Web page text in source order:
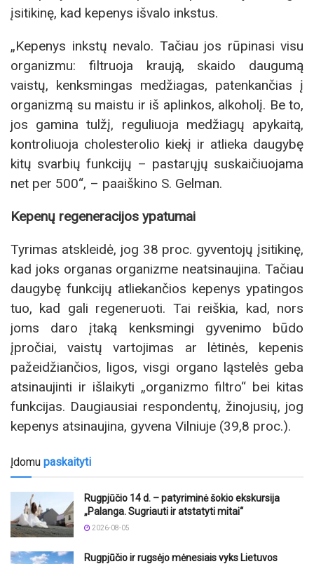
įsitikinę, kad kepenys išvalo inkstus.
„Kepenys inkstų nevalo. Tačiau jos rūpinasi visu
organizmu: filtruoja kraują, skaido daugumą
vaistų, kenksmingas medžiagas, patenkančias į
organizmą su maistu ir iš aplinkos, alkoholį. Be to,
jos gamina tulžį, reguliuoja medžiagų apykaitą,
kontroliuoja cholesterolio kiekį ir atlieka daugybę
kitų svarbių funkcijų – pastarųjų suskaičiuojama
net per 500“, – paaiškino S. Gelman.
Kepenų regeneracijos ypatumai
Tyrimas atskleidė, jog 38 proc. gyventojų įsitikinę,
kad joks organas organizme neatsinaujina. Tačiau
daugybę funkcijų atliekančios kepenys ypatingos
tuo, kad gali regeneruoti. Tai reiškia, kad, nors
joms daro įtaką kenksmingi gyvenimo būdo
įpročiai, vaistų vartojimas ar lėtinės, kepenis
pažeidžiančios, ligos, visgi organo ląstelės geba
atsinaujinti ir išlaikyti „organizmo filtro“ bei kitas
funkcijas. Daugiausiai respondentų, žinojusių, jog
kepenys atsinaujina, gyvena Vilniuje (39,8 proc.).
Įdomu paskaityti
Rugpjūčio 14 d. – patyriminė šokio ekskursija
„Palanga. Sugriauti ir atstatyti mitai“
2026-08-05
Rugpjūčio ir rugsėjo mėnesiais vyks Lietuvos